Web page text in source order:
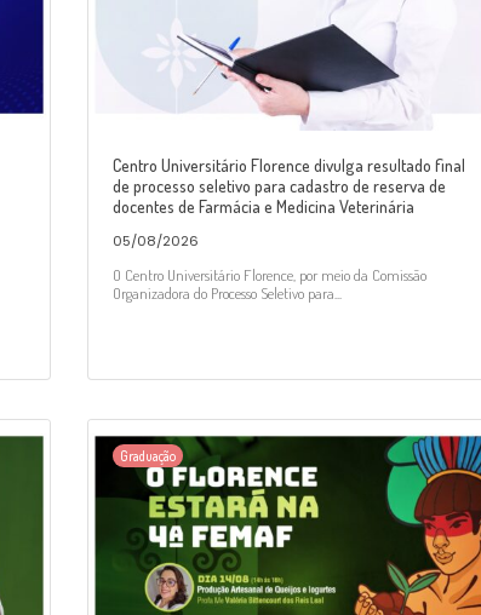
Centro Universitário Florence divulga resultado final
de processo seletivo para cadastro de reserva de
docentes de Farmácia e Medicina Veterinária
05/08/2026
O Centro Universitário Florence, por meio da Comissão
Organizadora do Processo Seletivo para...
Graduação